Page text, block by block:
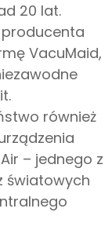
20 lat.
VacuMaid,
również
– jednego z
światowych